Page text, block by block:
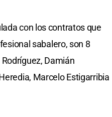
con los contratos que
sabalero, son 8
Damián
Marcelo Estigarribia